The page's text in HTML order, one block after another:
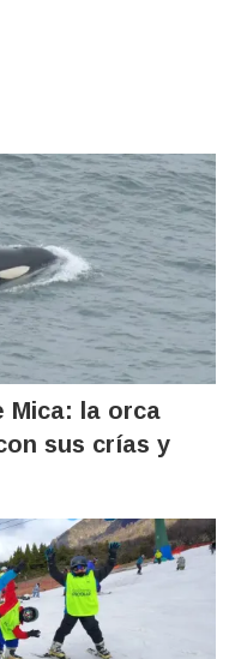
Mica: la orca
sus crías y